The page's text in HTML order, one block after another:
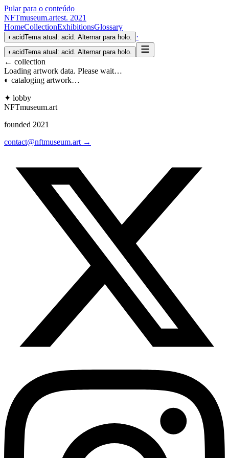
Pular para o conteúdo
NFTmuseum.artest. 2021
HomeCollectionExhibitionsGlossary
◐ acidTema atual: acid. Alternar para holo. ·
◐ acidTema atual: acid. Alternar para holo.
← collection
Loading artwork data. Please wait…
◐ cataloging artwork…
✦ lobby
NFTmuseum.art
founded 2021
contact@nftmuseum.art →